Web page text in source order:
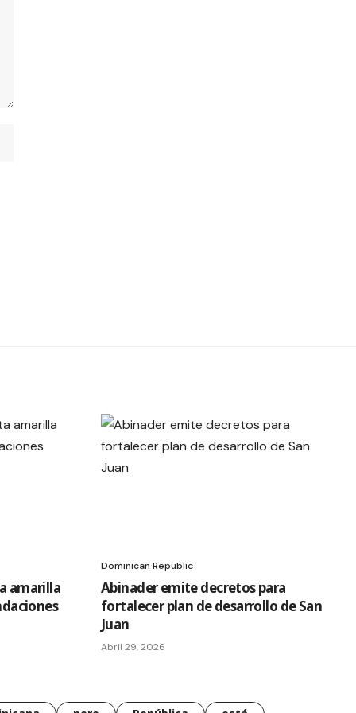
amarilla
Dominican Republic
Abinader emite decretos para
fortalecer plan de desarrollo de San
Juan
Abril 29, 2026